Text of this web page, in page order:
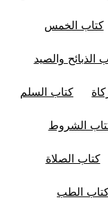
كتاب الخمس
الذبائح والصيد
كتاب السلم
الشروط
كتاب الصلاة
الطب